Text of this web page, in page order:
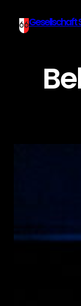
Gesellschaft